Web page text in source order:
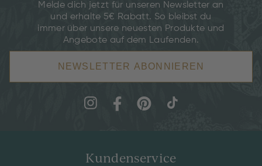
Melde dich jetzt für unseren Newsletter an
und erhalte 5€ Rabatt. So bleibst du
immer über unsere neuesten Produkte und
Angebote auf dem Laufenden.
NEWSLETTER ABONNIEREN
Kundenservice